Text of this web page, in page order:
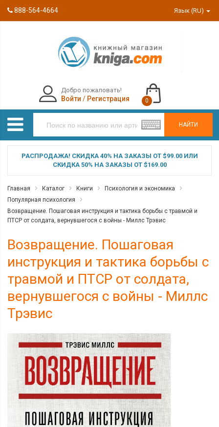
888-564-4664 Язык (RU)
НАЙТИ
Добро пожаловать!
Войти / Регистрация 0
РАСПРОДАЖА! СКИДКА 40% НА ЗАКАЗЫ ОТ $99.00 ИЛИ
СКИДКА 50% НА ЗАКАЗЫ ОТ $169.00
Главная Каталог Книги
Психология и экономика
Популярная психология
Возвращение. Пошаговая инструкция и тактика борьбы с травмой и
ПТСР от солдата, вернувшегося с войны - Миллс Трэвис
Возвращение. Пошаговая
инструкция и тактика борьбы с
травмой и ПТСР от солдата,
вернувшегося с войны - Миллс
Трэвис